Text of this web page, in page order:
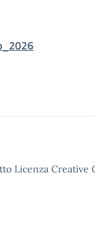
Licenza